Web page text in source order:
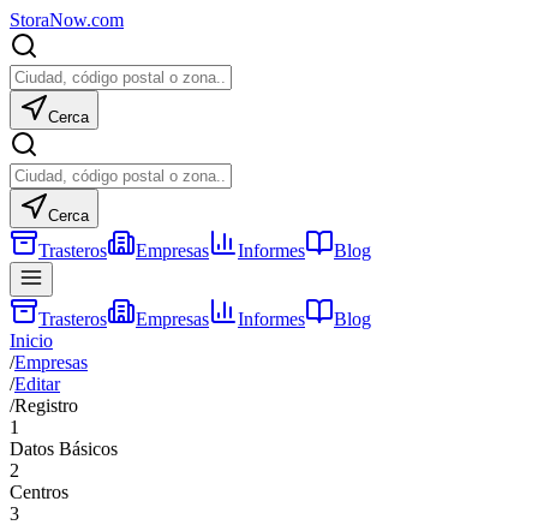
StoraNow.com
Cerca
Cerca
Trasteros Empresas Informes Blog
Trasteros Empresas Informes
Blog
Inicio
/Empresas
/Editar
/Registro
1
Datos Básicos
2
Centros
3